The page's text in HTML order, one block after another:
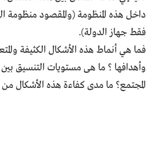
داخل هذه المنظومة (والمقصود
فقط جهاز الدولة).
فما هي أنماط هذه الأشكال الكثيفة
وأهدافها ؟ ما هى مستويات التنسيق
المجتمع؟ ما مدى كفاءة هذه الأشكال من